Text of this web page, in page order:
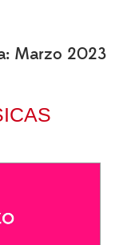
Marzo 2023